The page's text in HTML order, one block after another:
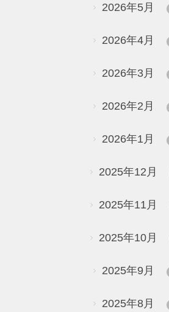
2026年5月
2026年4月
2026年3月
2026年2月
2026年1月
2025年12月
2025年11月
2025年10月
2025年9月
2025年8月